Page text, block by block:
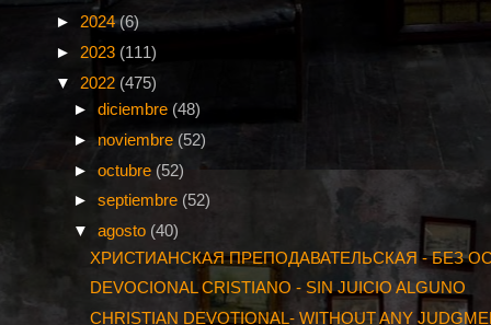
► 2024(6)
► 2023 (111)
▼ 2022 (475)
► diciembre (48)
►noviembre (52)
► octubre (52)
► septiembre (52)
▼ agosto (40)
ХРИСТИАНСКАЯ ПРЕПОДАВАТЕЛЬСКАЯ - БЕЗ
DEVOCIONAL CRISTIANO - SIN JUICIO ALGUNO
CHRISTIAN DEVOTIONAL- WITHOUT ANY